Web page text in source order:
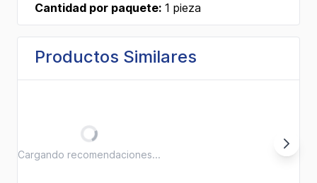
Cantidad por paquete: 1 pieza
Productos Similares
Cargando recomendaciones...